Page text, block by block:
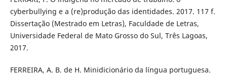
cyberbullying e a (re)produção das identidades. 2017. 117 f.
Dissertação (Mestrado em Letras), Faculdade de Letras,
Universidade Federal de Mato Grosso do Sul, Três Lagoas,
2017.
FERREIRA, A. B. de H. Minidicionário da língua portuguesa.